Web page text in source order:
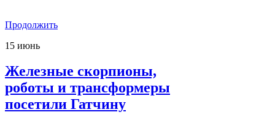
Продолжить
15 июнь
Железные скорпионы,
роботы и трансформеры
посетили Гатчину